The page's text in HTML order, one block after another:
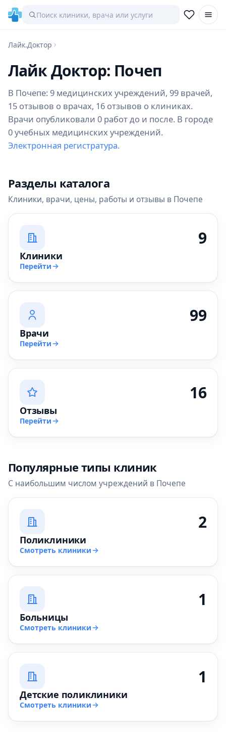
Лайк.Доктор
Лайк Доктор: Почеп
В Почепе: 9 медицинских учреждений, 99 врачей,
15 отзывов о врачах, 16 отзывов о клиниках.
Врачи опубликовали 0 работ до и после. В городе
0 учебных медицинских учреждений.
Электронная регистратура.
Разделы каталога
Клиники, врачи, цены, работы и отзывы в Почепе
9
Клиники
Перейти
99
Врачи
Перейти
16
Отзывы
Перейти
Популярные типы клиник
С наибольшим числом учреждений в Почепе
2
Поликлиники
Смотреть клиники
1
Больницы
Смотреть клиники
1
Детские поликлиники
Смотреть клиники